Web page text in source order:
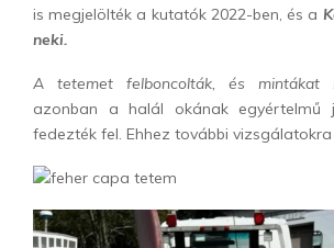
is megjelölték a kutatók 2022-ben, és a
neki.
A tetemet felboncolták, és mintákat
azonban a halál okának egyértelmű
fedezték fel. Ehhez további vizsgálatokra